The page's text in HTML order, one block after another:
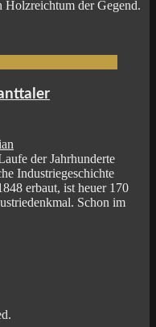
Holzreichtum der Gegend.
der Jahrhunderte
Industriegeschichte
erbaut, ist heuer 170
Schon im